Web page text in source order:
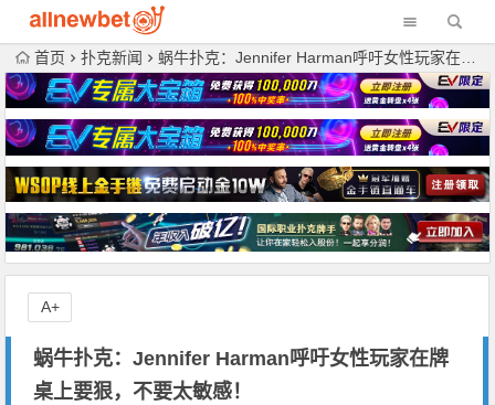
首页 扑克新闻 蜗牛扑克：Jennifer Harman呼吁女性玩家在牌桌上要狠，不要太敏感！
蜗牛扑克：Jennifer Harman呼吁女性玩家在牌
桌上要狠，不要太敏感！
A+